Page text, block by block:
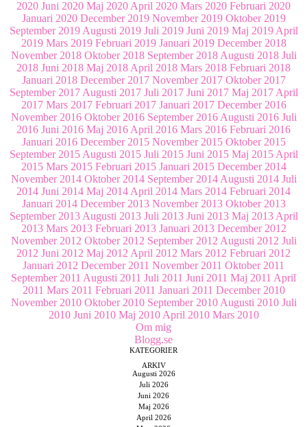
2020 Juni 2020 Maj 2020 April 2020 Mars 2020 Februari 2020
Januari 2020 December 2019 November 2019 Oktober 2019
September 2019 Augusti 2019 Juli 2019 Juni 2019 Maj 2019 April
2019 Mars 2019 Februari 2019 Januari 2019 December 2018
November 2018 Oktober 2018 September 2018 Augusti 2018 Juli
2018 Juni 2018 Maj 2018 April 2018 Mars 2018 Februari 2018
Januari 2018 December 2017 November 2017 Oktober 2017
September 2017 Augusti 2017 Juli 2017 Juni 2017 Maj 2017 April
2017 Mars 2017 Februari 2017 Januari 2017 December 2016
November 2016 Oktober 2016 September 2016 Augusti 2016 Juli
2016 Juni 2016 Maj 2016 April 2016 Mars 2016 Februari 2016
Januari 2016 December 2015 November 2015 Oktober 2015
September 2015 Augusti 2015 Juli 2015 Juni 2015 Maj 2015 April
2015 Mars 2015 Februari 2015 Januari 2015 December 2014
November 2014 Oktober 2014 September 2014 Augusti 2014 Juli
2014 Juni 2014 Maj 2014 April 2014 Mars 2014 Februari 2014
Januari 2014 December 2013 November 2013 Oktober 2013
September 2013 Augusti 2013 Juli 2013 Juni 2013 Maj 2013 April
2013 Mars 2013 Februari 2013 Januari 2013 December 2012
November 2012 Oktober 2012 September 2012 Augusti 2012 Juli
2012 Juni 2012 Maj 2012 April 2012 Mars 2012 Februari 2012
Januari 2012 December 2011 November 2011 Oktober 2011
September 2011 Augusti 2011 Juli 2011 Juni 2011 Maj 2011 April
2011 Mars 2011 Februari 2011 Januari 2011 December 2010
November 2010 Oktober 2010 September 2010 Augusti 2010 Juli
2010 Juni 2010 Maj 2010 April 2010 Mars 2010
Om mig
Blogg.se
KATEGORIER
ARKIV
Augusti 2026
Juli 2026
Juni 2026
Maj 2026
April 2026